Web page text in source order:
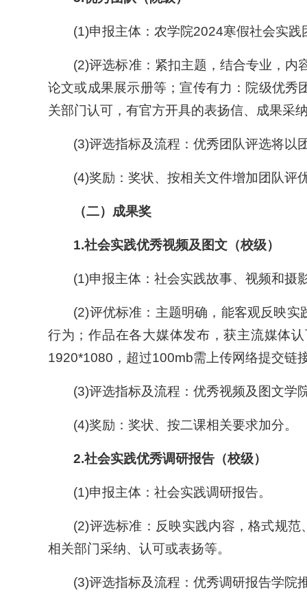
(1)申报主体：农学院2024寒假社会实践
(2)评选标准：紧扣主题，结合专业，内
论文或成果展示册等；宣传有力：院级优
关部门认可，有官方开具的表扬信、成果采
(3)评选指标及流程：优秀团队评选将以
(4)奖励：奖状、按相关文件增加团队评
（二） 成果奖
1.社会实践优秀视频及图文（校级）
(1)申报主体：社会实践故事、视频和摄
(2)评优标准：主题明确，能客观反映
行为；作品在各大媒体发布，获主流媒体
1920*1080，超过100mb需上传网络提交链
(3)评选指标及流程：优秀视频及图文学
(4)奖励：奖状、按二课相关要求加分。
2.社会实践优秀调研报告（校级）
(1)申报主体：社会实践调研报告。
(2)评选标准：反映实践内容，格式规
相关部门采纳、认可或表扬等。
(3)评选指标及流程：优秀调研报告学院